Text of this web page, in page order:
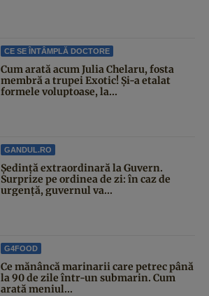
CE SE ÎNTÂMPLĂ DOCTORE
Cum arată acum Julia Chelaru, fosta
membră a trupei Exotic! Și-a etalat
formele voluptoase, la...
GANDUL.RO
Şedinţă extraordinară la Guvern.
Surprize pe ordinea de zi: în caz de
urgență, guvernul va...
G4FOOD
Ce mănâncă marinarii care petrec până
la 90 de zile într-un submarin. Cum
arată meniul...